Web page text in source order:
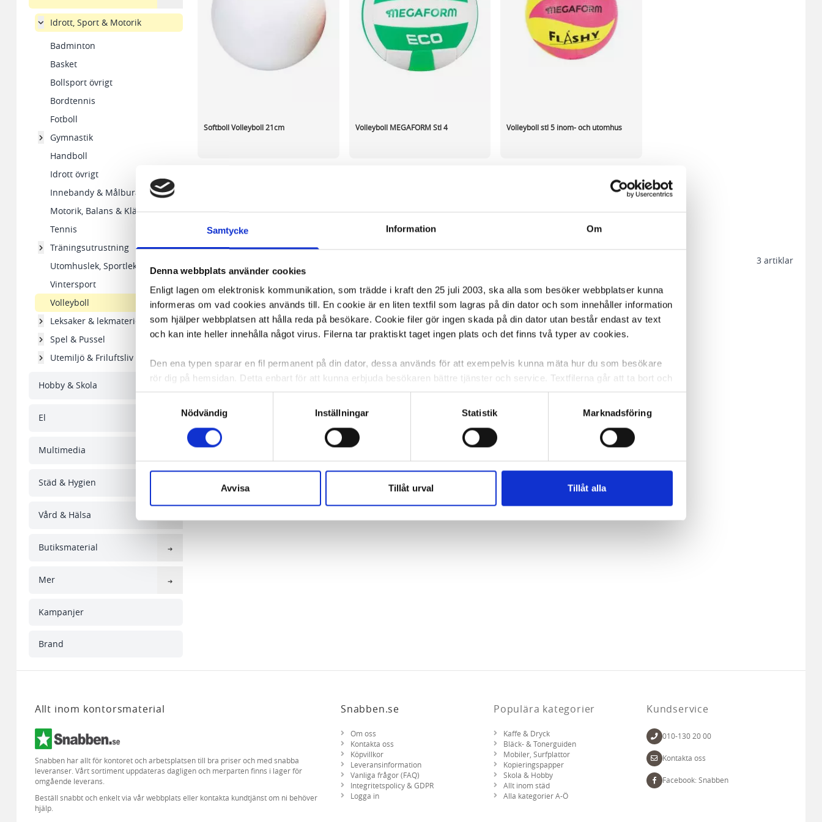
Samtycke Information Om
Denna webbplats använder cookies
Enligt lagen om elektronisk kommunikation, som trädde i kraft den 25 juli 2003, ska alla som besöker webbplatser kunna
informeras om vad cookies används till. En cookie är en liten textfil som lagras på din dator och som innehåller information
som hjälper webbplatsen att hålla reda på besökare. Cookie filer gör ingen skada på din dator utan består endast av text
och kan inte heller innehålla något virus. Filerna tar praktiskt taget ingen plats och det finns två typer av cookies.
Den ena typen sparar en fil permanent på din dator, dessa används för att exempelvis kunna mäta hur du som besökare
rör dig på hemsidan. Detta enbart för att kunna erbjuda besökaren bättre tjänster och service. Textfilerna går att ta bort och
de flesta webbläsare har funktioner för detta. Informationen som sparas på din dator är endast ett unikt nummer utan
någon koppling till personlig information, alltså helt anonymt.
Den andra typen av cookies som vanligtvis används är session cookies. Under tiden du är inne och besöker sidan delar
med annan information som du har tillhandahållit eller som de har samlat in när du har använt deras tjänster.
Nödvändig
Inställningar Statistik Marknadsföring
Avvisa Tillåt urval Tillåt alla
Idrott, Sport & Motorik
Badminton
Basket
Bollsport övrigt
Bordtennis
Fotboll
Gymnastik
Handboll
Idrott övrigt
Innebandy & Målburar
Motorik, Balans & Klättring
Tennis
Träningsutrustning
Utomhuslek, Sportleksaker
Vintersport
Volleyboll
Leksaker & lekmateriel
Spel & Pussel
Utemiljö & Friluftsliv
Hobby & Skola
El
Multimedia
Städ & Hygien
Vård & Hälsa
Butiksmaterial
Mer
Kampanjer
Brand
Softboll Volleyboll 21cm Volleyboll MEGAFORM Stl 4 Volleyboll stl 5 inom- och utomhus
ca 1-2 dagar
3 artiklar
Allt inom kontorsmaterial
Snabben har allt för kontoret och arbetsplatsen till bra priser och med snabba
leveranser. Vårt sortiment uppdateras dagligen och merparten finns i lager för
omgående leverans.
Beställ snabbt och enkelt via vår webbplats eller kontakta kundtjänst om ni behöver
hjälp.
Snabben.se
Om oss
Kontakta oss
Köpvillkor
Leveransinformation
Vanliga frågor (FAQ)
Integritetspolicy & GDPR
Logga in
Populära kategorier
Kaffe & Dryck
Bläck- & Tonerguiden
Mobiler, Surfplattor
Kopieringspapper
Skola & Hobby
Allt inom städ
Alla kategorier A-Ö
Kundservice
010-130 20 00
Kontakta oss
Facebook: Snabben